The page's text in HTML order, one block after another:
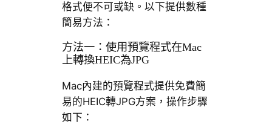
格式便不可或缺。以下提供數種
簡易方法：
方法一：使用預覽程式在Mac
上轉換HEIC為JPG
Mac內建的預覽程式提供免費簡
易的HEIC轉JPG方案，操作步驟
如下：